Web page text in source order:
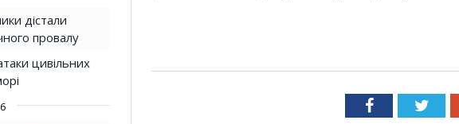
дістали
провалу
цивільних
Facebook